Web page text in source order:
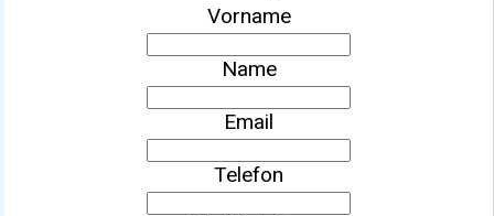
Vorname
Name
Email
Telefon